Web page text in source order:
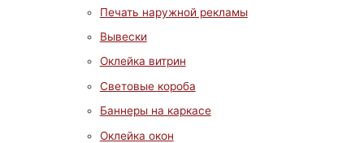
Печать наружной рекламы
Вывески
Оклейка витрин
Световые короба
Баннеры на каркасе
Оклейка окон